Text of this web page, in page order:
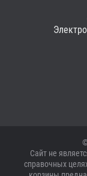
Сайт не
справочных